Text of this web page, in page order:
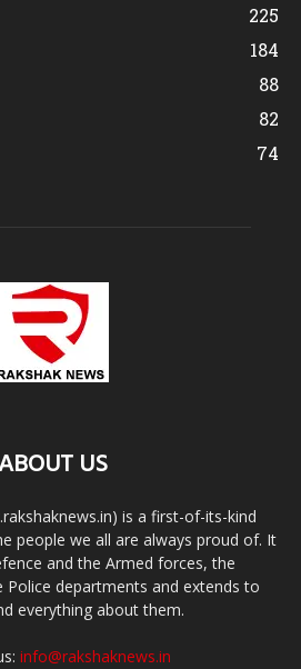
225
184
88
82
74
US
is a first-of-its-kind
people we all are always proud of. It
and the Armed forces, the
Police departments and extends to
everything about them.
info@rakshaknews.in